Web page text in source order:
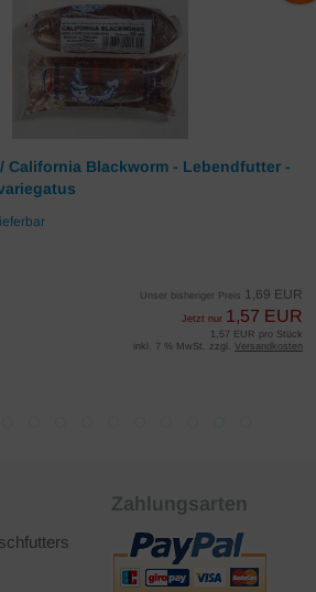
California Blackworm - Lebendfutter -
Unser bisheriger Preis 1,69 EUR
Jetzt nur 1,57 EUR
1,57 EUR pro Stück
inkl. 7 % MwSt. zzgl. Versandkosten
Zahlungsarten